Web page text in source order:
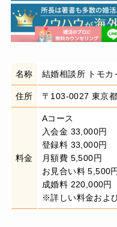
名称 結婚相談所 トモカ
住所 〒103-0027 東京
料金
Aコース
入会金 33,000円
登録料 33,000円
月額費 5,500円
お見合い料 5,500円
成婚料 220,000円
※詳しい料金およ